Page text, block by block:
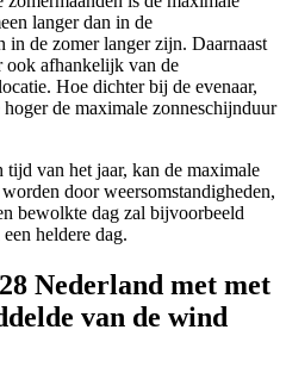
langer dan in de
in de zomer langer zijn. Daarnaast
ook afhankelijk van de
Hoe dichter bij de evenaar,
de maximale zonneschijnduur
tijd van het jaar, kan de maximale
door weersomstandigheden,
bewolkte dag zal bijvoorbeeld
heldere dag.
Nederland met met
van de wind